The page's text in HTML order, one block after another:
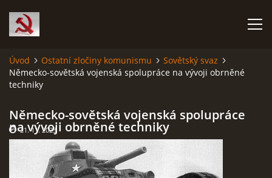
HISTORIE KOMUNISMU
ČERNÁ KNIHA KOMUNISMU I.
ČERNÁ KNIHA KOMUNISMU II.
Úvod Ostatní zločiny komunismu
Sovětský svaz
Německo-sovětská vojenská spolupráce na vývoji obrněné
techniky
Německo-sovětská vojenská spolupráce
na vývoji obrněné techniky
21. 11. 2023